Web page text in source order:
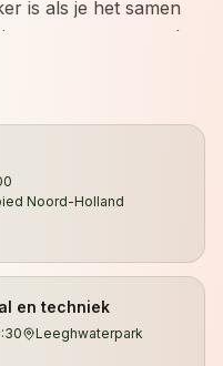
is als je het samen
groepen met veel
terwijl we
extra te zetten.
trainen.
in de
je kennismaakt met
en natuurgebieden
door gecertificeerd
Noord-Holland
en techniek
Leeghwaterpark